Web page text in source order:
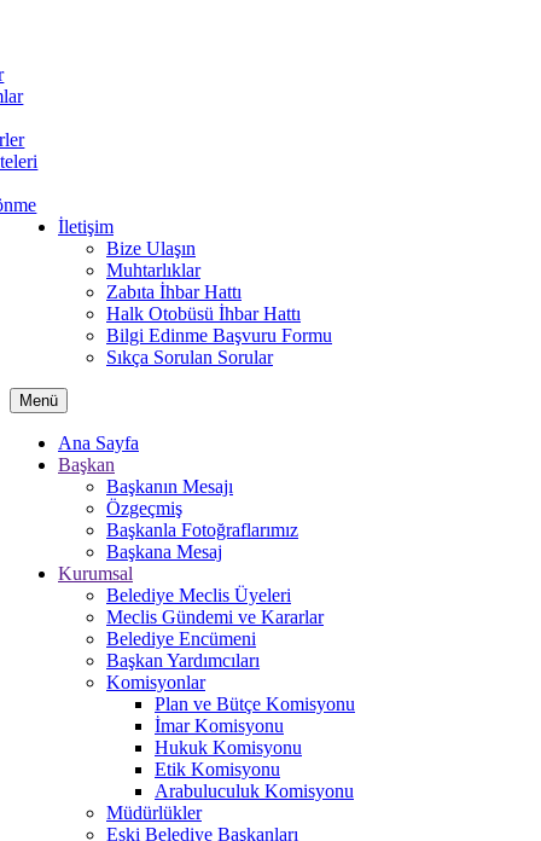
İletişim
Bize Ulaşın
Muhtarlıklar
Zabıta İhbar Hattı
Halk Otobüsü İhbar Hattı
Bilgi Edinme Başvuru Formu
Sıkça Sorulan Sorular
Menü
Ana Sayfa
Başkan
Başkanın Mesajı
Özgeçmiş
Başkanla Fotoğraflarımız
Başkana Mesaj
Kurumsal
Belediye Meclis Üyeleri
Meclis Gündemi ve Kararlar
Belediye Encümeni
Başkan Yardımcıları
Komisyonlar
Plan ve Bütçe Komisyonu
İmar Komisyonu
Hukuk Komisyonu
Etik Komisyonu
Arabuluculuk Komisyonu
Müdürlükler
Eski Belediye Başkanları